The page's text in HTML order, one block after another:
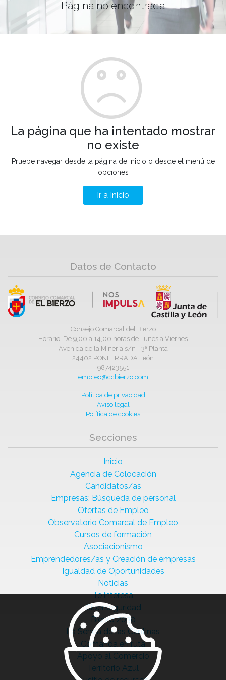
Página no encontrada
La página que ha intentado mostrar
no existe
Pruebe navegar desde la página de inicio o desde el menú de
opciones
Ir a Inicio
Datos de Contacto
Consejo Comarcal del Bierzo
Horario: De 9,00 a 14,00 horas de Lunes a Viernes
Avenida de la Minería s/n - 3ª Planta
24402 PONFERRADA León
987423551
empleo@ccbierzo.com
Política de privacidad
Aviso legal
Política de cookies
Secciones
Inicio
Agencia de Colocación
Candidatos/as
Empresas: Búsqueda de personal
Ofertas de Empleo
Observatorio Comarcal de Empleo
Cursos de formación
Asociacionismo
Emprendedores/as y Creación de empresas
Igualdad de Oportunidades
Noticias
Te interesa
Ciberseguridad
Bierzo 2030
La Senda de las Cantinas
Comanda en ruta
Apoyo al Comercio
Territorio Azul